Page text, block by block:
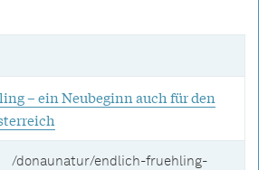
– ein Neubeginn auch für den
/donaunatur/endlich-fruehling-